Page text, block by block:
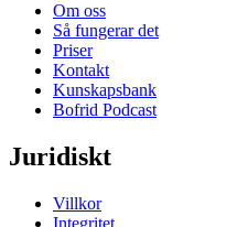
Om oss
Så fungerar det
Priser
Kontakt
Kunskapsbank
Bofrid Podcast
Juridiskt
Villkor
Integritet